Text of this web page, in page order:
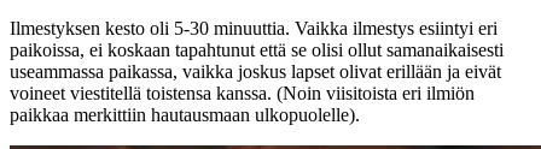
Ilmestyksen kesto oli 5-30 minuuttia. Vaikka ilmestys esiintyi eri
paikoissa, ei koskaan tapahtunut että se olisi ollut samanaikaisesti
useammassa paikassa, vaikka joskus lapset olivat erillään ja eivät
voineet viestitellä toistensa kanssa. (Noin viisitoista eri ilmiön
paikkaa merkittiin hautausmaan ulkopuolelle).